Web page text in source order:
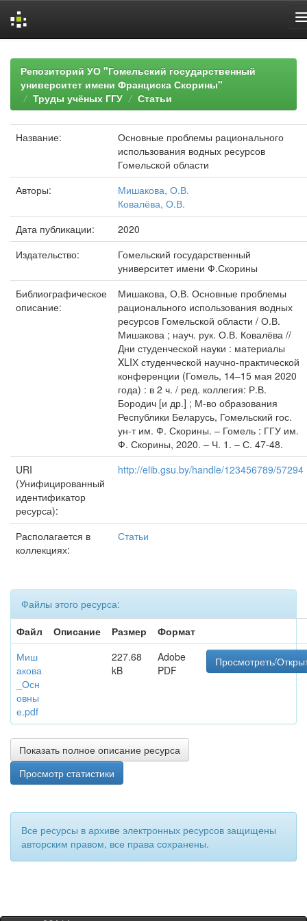
navigationРепозиторий УО "Гомельский государственный
университет имени Франциска Скорины"
Труды учёных ГГУ
Статьи
Название:
Основные проблемы рационального
использования водных ресурсов
Гомельской области
Авторы:
Мишакова, О.В.
Ковалёва, О.В.
Дата публикации:
2020
Издательство:
Гомельский государственный
университет имени Ф.Скорины
Библиографическое
описание:
Мишакова, О.В. Основные проблемы
рационального использования водных
ресурсов Гомельской области / О.В.
Мишакова ; науч. рук. О.В. Ковалёва //
Дни студенческой науки : материалы
XLIХ студенческой научно-практической
конференции (Гомель, 14–15 мая 2020
года) : в 2 ч. / ред. коллегия: Р.В.
Бородич [и др.] ; М-во образования
Республики Беларусь, Гомельский гос.
ун-т им. Ф. Скорины. – Гомель : ГГУ им.
Ф. Скорины, 2020. – Ч. 1. – С. 47-48.
URI
(Унифицированный
идентификатор
ресурса):
http://elib.gsu.by/handle/123456789/57294
Располагается в
коллекциях:
Статьи
Файлы этого ресурса:
Файл
Описание Размер
Формат
Миш
акова
_Осн
овны
е.pdf
227.68
kB
Adobe
PDF
Просмотреть/
Показать полное описание ресурса
Просмотр статистики
Все ресурсы в архиве электронных ресурсов защищены
авторским правом, все права сохранены.